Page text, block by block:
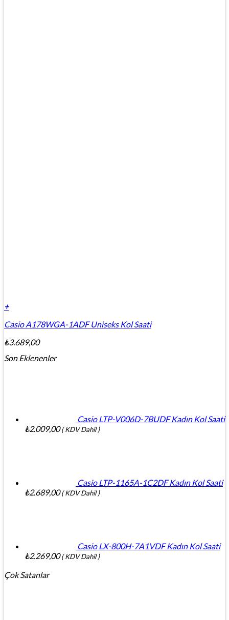
+
Casio A178WGA-1ADF Uniseks Kol Saati
₺3.689,00
Son Eklenenler
Casio LTP-V006D-7BUDF Kadın Kol Saati
₺2.009,00 ( KDV Dahil )
Casio LTP-1165A-1C2DF Kadın Kol Saati
₺2.689,00 ( KDV Dahil )
Casio LX-800H-7A1VDF Kadın Kol Saati
₺2.269,00 ( KDV Dahil )
Çok Satanlar